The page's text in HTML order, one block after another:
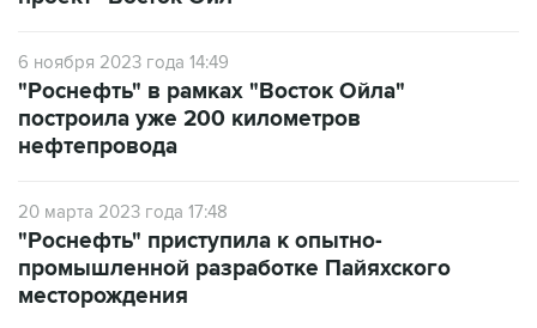
6 ноября 2023 года 14:49
построила уже 200 километров
нефтепровода
20 марта 2023 года 17:48
промышленной разработке Пайяхского
месторождения